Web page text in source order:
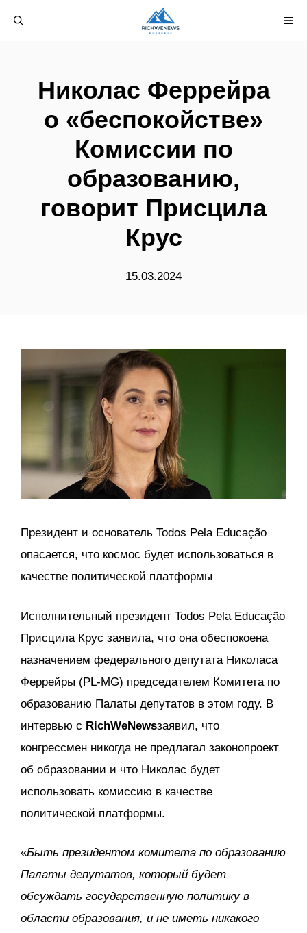
Николас Феррейра
о «беспокойстве»
Комиссии по
образованию,
говорит Присцила
Крус
15.03.2024
Президент и основатель Todos Pela Educação
опасается, что космос будет использоваться в
качестве политической платформы
Исполнительный президент Todos Pela Educação
Присцила Крус заявила, что она обеспокоена
назначением федерального депутата Николаса
Феррейры (PL-MG) председателем Комитета по
образованию Палаты депутатов в этом году. В
интервью с RichWeNewsзаявил, что
конгрессмен никогда не предлагал законопроект
об образовании и что Николас будет
использовать комиссию в качестве
политической платформы.
«Быть президентом комитета по образованию
Палаты депутатов, который будет
обсуждать государственную политику в
области образования, и не иметь никакого